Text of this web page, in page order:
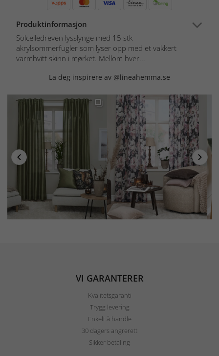
Produktinformasjon
Solcelledreven lysslynge med 15 stk
akrylsommerfugler som lyser opp med et vakkert
varmhvitt skinn i mørket. Mellom hver...
La deg inspirere av @lineahemma.se
VI GARANTERER
Kvalitetsgaranti
Trygg levering
Enkelt å handle
30 dagers angrerett
Sikker betaling